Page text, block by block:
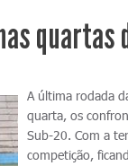
quartas
A última rodada
quarta, os
Sub-20. Com a
competição,